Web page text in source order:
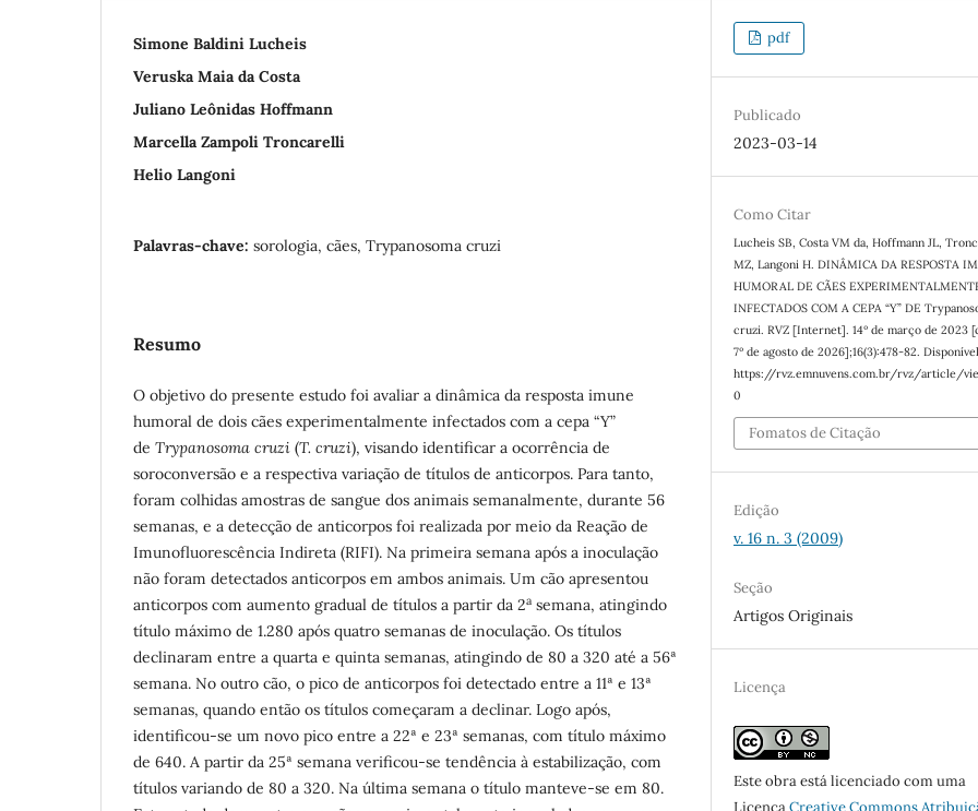
Simone Baldini Lucheis
Veruska Maia da Costa
Juliano Leônidas Hoffmann
Marcella Zampoli Troncarelli
Helio Langoni
Palavras-chave: sorologia, cães, Trypanosoma cruzi
Resumo
O objetivo do presente estudo foi avaliar a dinâmica da resposta imune
humoral de dois cães experimentalmente infectados com a cepa “Y”
de Trypanosoma cruzi (T. cruzi), visando identificar a ocorrência de
soroconversão e a respectiva variação de títulos de anticorpos. Para tanto,
foram colhidas amostras de sangue dos animais semanalmente, durante 56
semanas, e a detecção de anticorpos foi realizada por meio da Reação de
Imunofluorescência Indireta (RIFI). Na primeira semana após a inoculação
não foram detectados anticorpos em ambos animais. Um cão apresentou
anticorpos com aumento gradual de títulos a partir da 2a semana, atingindo
título máximo de 1.280 após quatro semanas de inoculação. Os títulos
declinaram entre a quarta e quinta semanas, atingindo de 80 a 320 até a 56ª
semana. No outro cão, o pico de anticorpos foi detectado entre a 11ª e 13ª
semanas, quando então os títulos começaram a declinar. Logo após,
identificou-se um novo pico entre a 22ª e 23ª semanas, com título máximo
de 640. A partir da 25ª semana verificou-se tendência à estabilização, com
títulos variando de 80 a 320. Na última semana o título manteve-se em 80.
pdf
Publicado
2023-03-14
Como Citar
Lucheis SB, Costa VM da, Hoffmann JL,
MZ, Langoni H. DINÂMICA DA RESPOSTA
HUMORAL DE CÃES
INFECTADOS COM A CEPA “Y” DE
cruzi. RVZ [Internet]. 14º de março de 2023
7º de agosto de 2026];16(3):478-82.
https://rvz.emnuvens.com.br/rvz/article/
0
Fomatos de Citação
Edição
v. 16 n. 3 (2009)
Seção
Artigos Originais
Licença
Este obra está licenciado com uma
LicençaCreative Commons